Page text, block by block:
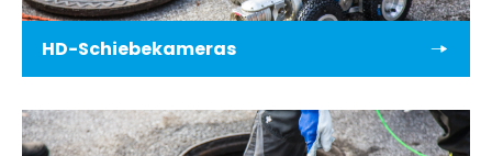
HD-Schiebekameras